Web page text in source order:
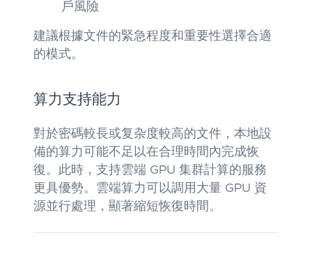
戶風險
建議根據文件的緊急程度和重要性選擇合適
的模式。
算力支持能力
對於密碼較長或复杂度較高的文件，本地設
備的算力可能不足以在合理時間內完成恢
復。此時，支持雲端 GPU 集群計算的服務
更具優勢。雲端算力可以調用大量 GPU 資
源並行處理，顯著縮短恢復時間。